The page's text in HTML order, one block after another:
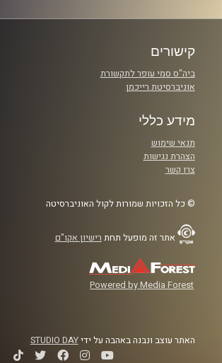
קישורים
ביה"ס סמי עופר לתקשורת
אוניברסיטת רייכמן
מידע כללי
תנאי שימוש
הצהרת נגישות
צרו קשר
© כל הזכויות שמורות לקול האוניברסיטה
אתר זה מופעל תחת רישיון אקו"ם
Powered by Media Forest
האתר עוצב ונבנה באהבה על ידיSTUDIO DAY